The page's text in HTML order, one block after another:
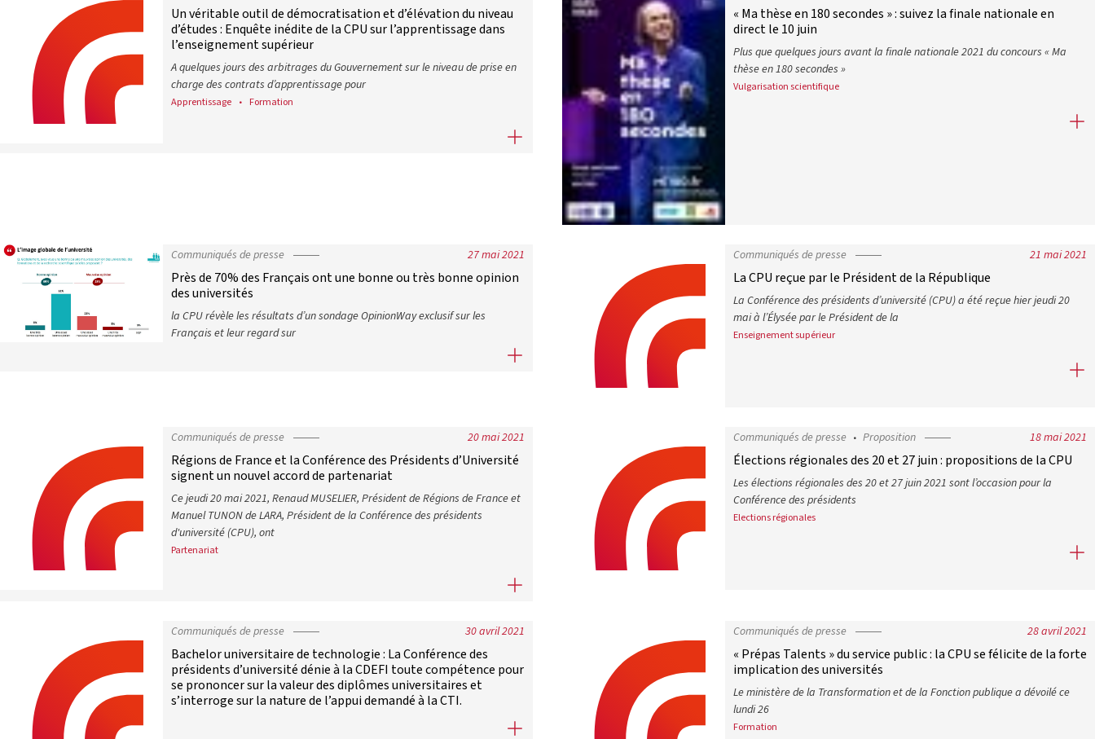
Un véritable outil de démocratisation et d’élévation du niveau
d’études : Enquête inédite de la CPU sur l’apprentissage dans
l’enseignement supérieur
A quelques jours des arbitrages du Gouvernement sur le niveau de prise en
charge des contrats d’apprentissage pour
Apprentissage Formation
Un véritable outil de démocratisation et d’élévation du niveau d’études : Enquête inédite de la CPU sur l’apprentissage dans l’enseignement supérieur
« Ma thèse en 180 secondes » : suivez la finale nationale en
direct le 10 juin
Plus que quelques jours avant la finale nationale 2021 du concours « Ma
thèse en 180 secondes »
Vulgarisation scientifique
« Ma thèse en 180 secondes » : suivez la finale nationale en direct
Communiqués de presse 27 mai 2021
Près de 70% des Français ont une bonne ou très bonne opinion
des universités
la CPU révèle les résultats d’un sondage OpinionWay exclusif sur les
Français et leur regard sur
Près de 70% des Français ont une bonne ou très bonne opinion des universités
Communiqués de presse 21 mai 2021
La CPU reçue par le Président de la République
La Conférence des présidents d’université (CPU) a été reçue hier jeudi 20
mai à l’Élysée par le Président de la
Enseignement supérieur
Communiqués de presse 20 mai 2021
Régions de France et la Conférence des Présidents d’Université
signent un nouvel accord de partenariat
Ce jeudi 20 mai 2021, Renaud MUSELIER, Président de Régions de France et
Manuel TUNON de LARA, Président de la Conférence des présidents
d'université (CPU), ont
Partenariat
Régions de France et la Conférence des Présidents d’Université signent un nouvel accord de partenariat
Communiqués de presse Proposition 18 mai 2021
Élections régionales des 20 et 27 juin : propositions de la CPU
Les élections régionales des 20 et 27 juin 2021 sont l’occasion pour la
Conférence des présidents
Elections régionales
Élections régionales des 20 et 27 juin : propositions de la CPU
Communiqués de presse 30 avril 2021
Bachelor universitaire de technologie : La Conférence des
présidents d’université dénie à la CDEFI toute compétence pour
se prononcer sur la valeur des diplômes universitaires et
s’interroge sur la nature de l’appui demandé à la CTI.
Bachelor universitaire de technologie : La Conférence des présidents d’université dénie à la CDEFI toute compétence pour se prononcer sur la valeur des diplômes
Communiqués de presse 28 avril 2021
« Prépas Talents » du service public : la CPU se félicite de la forte
implication des universités
Le ministère de la Transformation et de la Fonction publique a dévoilé ce
lundi 26
Formation